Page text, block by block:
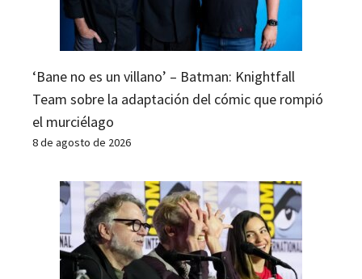
‘Bane no es un villano’ – Batman: Knightfall
Team sobre la adaptación del cómic que rompió
el murciélago
8 de agosto de 2026